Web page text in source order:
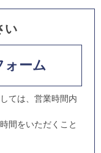
い
ォーム
ては、営業時間内
間をいただくこと